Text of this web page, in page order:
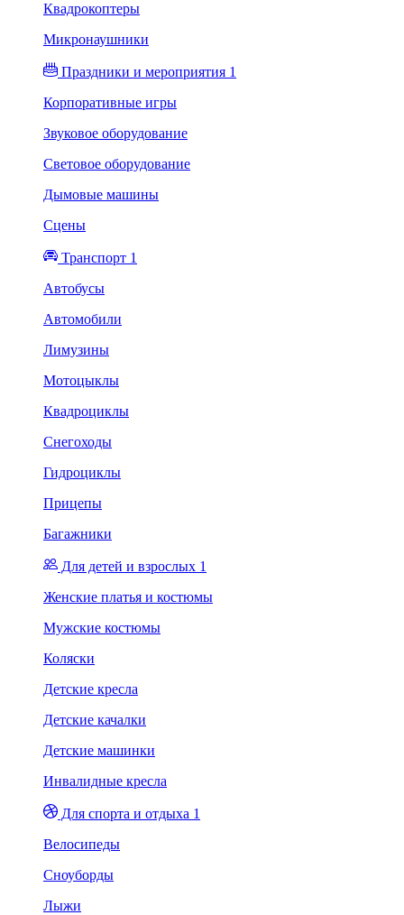
Квадрокоптеры
Микронаушники
Праздники и мероприятия 1
Корпоративные игры
Звуковое оборудование
Световое оборудование
Дымовые машины
Сцены
Транспорт 1
Автобусы
Автомобили
Лимузины
Мотоцыклы
Квадроциклы
Снегоходы
Гидроциклы
Прицепы
Багажники
Для детей и взрослых 1
Женские платья и костюмы
Мужские костюмы
Коляски
Детские кресла
Детские качалки
Детские машинки
Инвалидные кресла
Для спорта и отдыха 1
Велосипеды
Сноуборды
Лыжи